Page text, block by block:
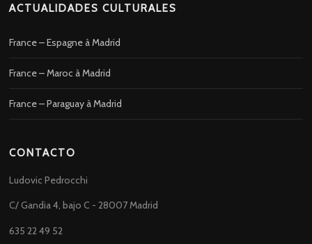
ACTUALIDADES CULTURALES
France – Espagne à Madrid
France – Maroc à Madrid
France – Paraguay à Madrid
CONTACTO
Ludovic Pedrocchi
C/ Gandia 4, bajo C - 28007 Madrid
635 22 49 52